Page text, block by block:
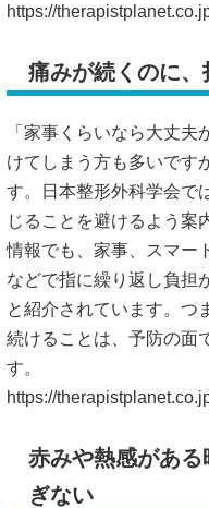
https://
痛みが続くのに
「家事くらいなら大丈
けてしまう方も多いです
す。日本整形外科学会で
じることを避けるよう案
情報でも、家事、スマー
などで指に繰り返し負担
と紹介されています。つ
続けることは、予防の面
す。
https://
赤みや熱感があ
ぎない